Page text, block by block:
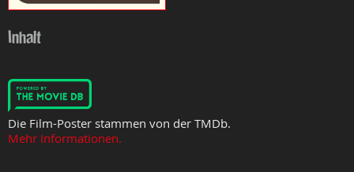
Inhalt
Die Film-Poster stammen von der TMDb.
Mehr Informationen.